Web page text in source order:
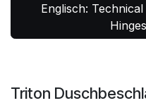
Englisch:
Triton